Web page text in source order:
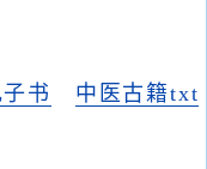
书
中医古籍txt